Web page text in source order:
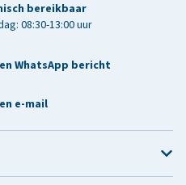
bereikbaar
08:30-13:00 uur
WhatsApp bericht
e-mail